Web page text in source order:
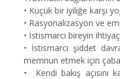
• Küçük bir iyiliğe karşı
• Rasyonalizasyon ve
• İstismarcı bireyin
• İstismarcı şiddet
memnun etmek için
•
Kendi bakış açısını